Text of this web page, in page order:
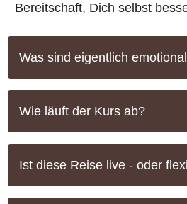
Bereitschaft, Dich selbst
Was sind eigentlich
Wie läuft der Kurs ab?
Ist diese Reise live - oder